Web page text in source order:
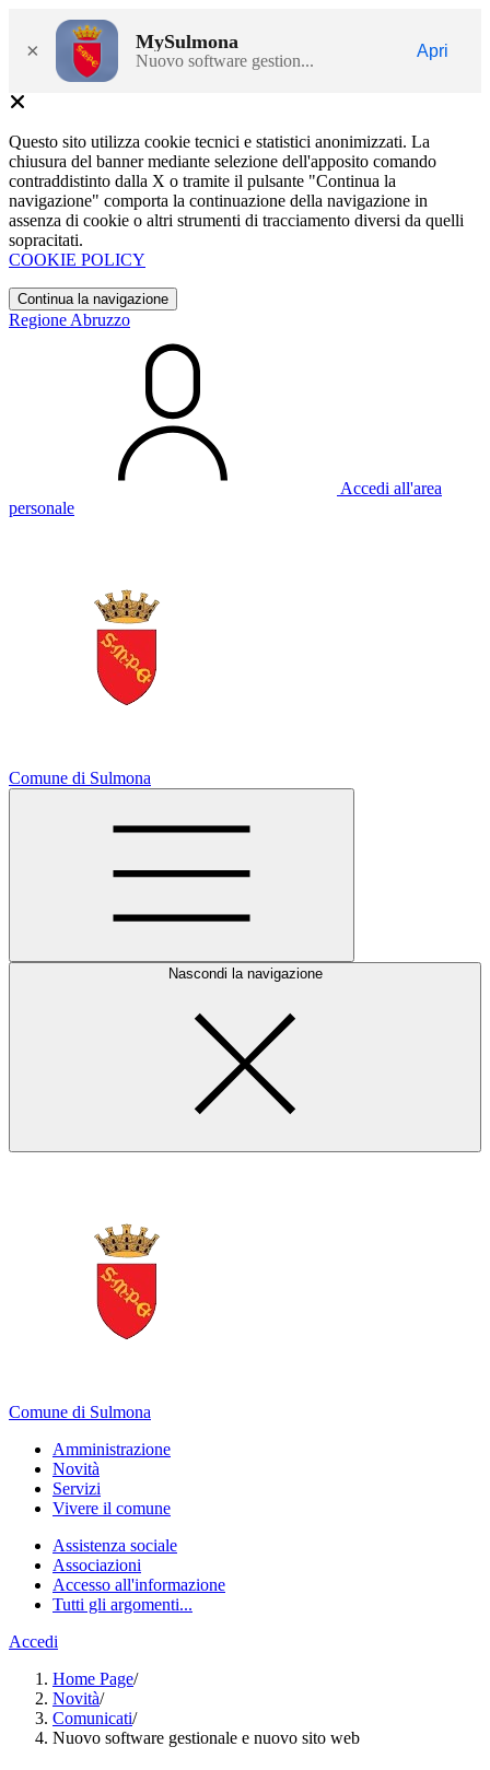
× MySulmona
Nuovo software gestion...
Apri
Questo sito utilizza cookie tecnici e statistici anonimizzati. La
chiusura del banner mediante selezione dell'apposito comando
contraddistinto dalla X o tramite il pulsante "Continua la
navigazione" comporta la continuazione della navigazione in
assenza di cookie o altri strumenti di tracciamento diversi da quelli
sopracitati.
COOKIE POLICY
Continua la navigazione
Regione Abruzzo
Accedi all'area
personale
Comune di Sulmona
Nascondi la navigazione
Comune di Sulmona
Amministrazione
Novità
Servizi
Vivere il comune
Assistenza sociale
Associazioni
Accesso all'informazione
Tutti gli argomenti...
Accedi
Home Page/
Novità/
Comunicati/
Nuovo software gestionale e nuovo sito web